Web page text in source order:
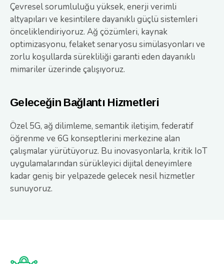
Çevresel sorumluluğu yüksek, enerji verimli
altyapıları ve kesintilere dayanıklı güçlü sistemleri
önceliklendiriyoruz. Ağ çözümleri, kaynak
optimizasyonu, felaket senaryosu simülasyonları ve
zorlu koşullarda sürekliliği garanti eden dayanıklı
mimariler üzerinde çalışıyoruz.
Geleceğin Bağlantı Hizmetleri
Özel 5G, ağ dilimleme, semantik iletişim, federatif
öğrenme ve 6G konseptlerini merkezine alan
çalışmalar yürütüyoruz. Bu inovasyonlarla, kritik IoT
uygulamalarından sürükleyici dijital deneyimlere
kadar geniş bir yelpazede gelecek nesil hizmetler
sunuyoruz.